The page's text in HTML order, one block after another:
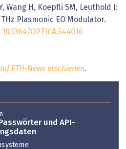
Wang H, Koepfli SM, Leuthold J:
Plasmonic EO Modulator.
10.1364/OPTICA.544016
ETH-News erschienen.
und API-